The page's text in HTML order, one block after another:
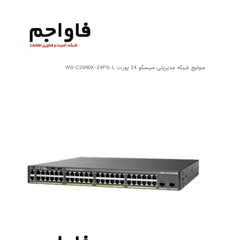
سوئیچ شبکه مدیریتی سیسکو 24 پورت WS-C2960X-24PS-L